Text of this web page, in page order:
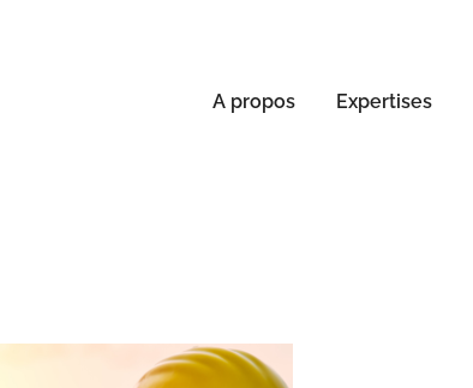
A propos Expertises